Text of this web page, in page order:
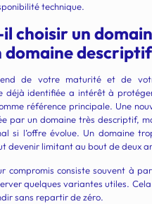
technique.
choisir un
domaine
de votre maturité et de
déjà identifiée a intérêt à
référence principale. Une
par un domaine très descriptif,
si l’offre évolue. Un domaine
devenir limitant au bout de deux
compromis consiste souvent à
quelques variantes utiles.
sans repartir de zéro.